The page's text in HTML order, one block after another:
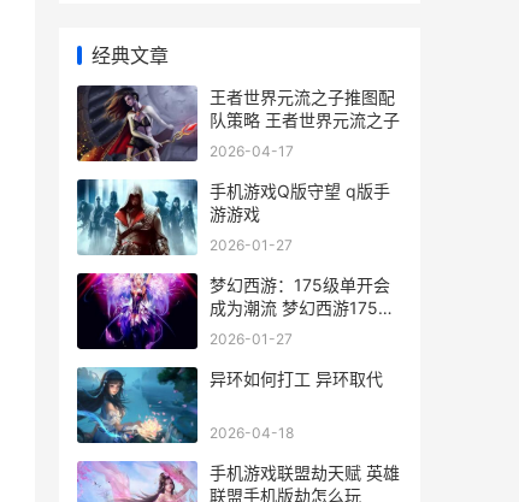
经典文章
王者世界元流之子推图配
队策略 王者世界元流之子
2026-04-17
手机游戏Q版守望 q版手
游游戏
2026-01-27
梦幻西游：175级单开会
成为潮流 梦幻西游175级
转门派需要多少仙玉
2026-01-27
异环如何打工 异环取代
2026-04-18
手机游戏联盟劫天赋 英雄
联盟手机版劫怎么玩